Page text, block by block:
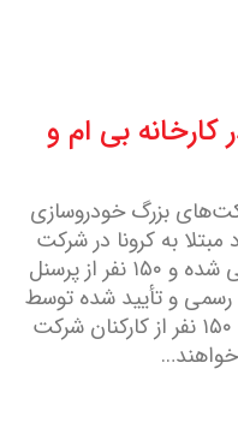
کارخانه بی ام و
بزرگ خودروسازی
به کرونا در شرکت
بی‌ام‌و آلمان در شهر مونیخ شناسایی شده و ۱۵۰ نفر از پرسنل
رسمی و تأیید شده توسط
سخنگوی گروه خودروسازی بی‌ام‌و، ۱۵۰ نفر از کارکنان شرکت